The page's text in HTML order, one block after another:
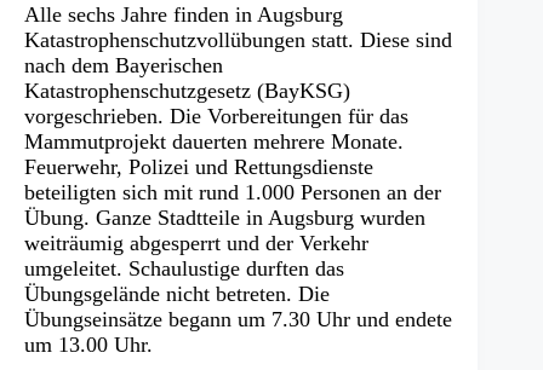
Alle sechs Jahre finden in Augsburg
Katastrophenschutzvollübungen statt. Diese sind
nach dem Bayerischen
Katastrophenschutzgesetz (BayKSG)
vorgeschrieben. Die Vorbereitungen für das
Mammutprojekt dauerten mehrere Monate.
Feuerwehr, Polizei und Rettungsdienste
beteiligten sich mit rund 1.000 Personen an der
Übung. Ganze Stadtteile in Augsburg wurden
weiträumig abgesperrt und der Verkehr
umgeleitet. Schaulustige durften das
Übungsgelände nicht betreten. Die
Übungseinsätze begann um 7.30 Uhr und endete
um 13.00 Uhr.